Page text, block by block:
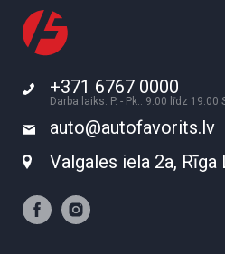
+371 6767 0000
Darba laiks: P. - Pk.: 9:00 līdz 19:00
auto@autofavorits.lv
Valgales iela 2a, Rīga